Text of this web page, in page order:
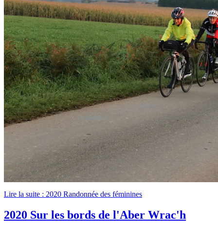
Lire la suite : 2020 Randonnée des féminines
2020 Sur les bords de l'Aber Wrac'h